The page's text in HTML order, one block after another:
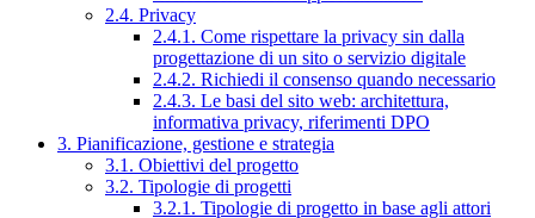
2.4. Privacy
2.4.1. Come rispettare la privacy sin dalla
progettazione di un sito o servizio digitale
2.4.2. Richiedi il consenso quando necessario
2.4.3. Le basi del sito web: architettura,
informativa privacy, riferimenti DPO
3. Pianificazione, gestione e strategia
3.1. Obiettivi del progetto
3.2. Tipologie di progetti
3.2.1. Tipologie di progetto in base agli attori